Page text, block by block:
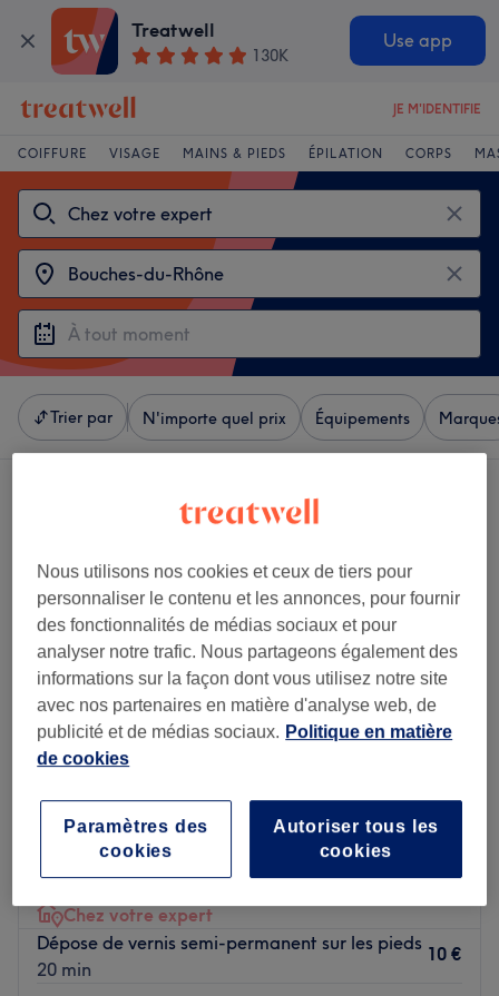
Treatwell
130K
Use app
JE M'IDENTIFIE
COIFFURE VISAGE MAINS & PIEDS ÉPILATION CORPS
Trier par N'importe quel prix Équipements
Jellynail's
1 avis
Chez votre expert
Dépose de vernis semi-permanent sur les pieds
20 min
10 €
Nous utilisons nos cookies et ceux de tiers pour
personnaliser le contenu et les annonces, pour fournir
des fonctionnalités de médias sociaux et pour
analyser notre trafic. Nous partageons également des
informations sur la façon dont vous utilisez notre site
avec nos partenaires en matière d'analyse web, de
publicité et de médias sociaux. Politique en matière
de cookies
Autoriser tous les
cookies
Paramètres des
cookies